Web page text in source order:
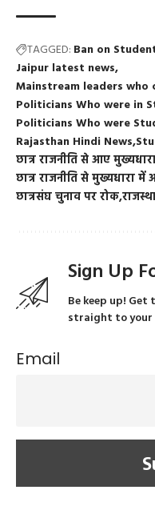
TAGGED: Ban on
Jaipur latest news
Mainstream leaders
Politicians Who were in
Politicians Who were
Rajasthan Hindi News
छात्र राजनीति से आए
छात्र राजनीति से मुख्यधारा में
छात्रसंघ चुनाव पर रोक
Sign Up
Be keep up!
straight to your
Email